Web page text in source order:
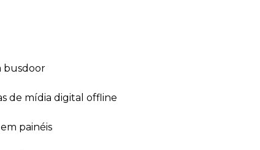
busdoor
de mídia digital offline
painéis